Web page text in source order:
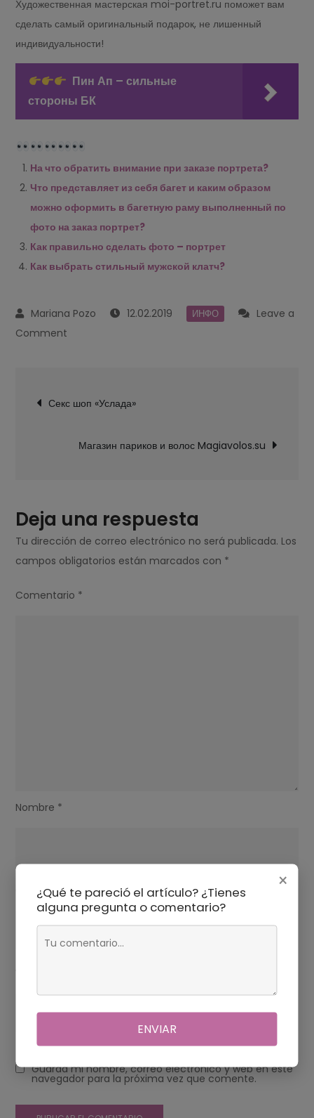
Художественная мастерская moi-portret.ru поможет вам
сделать самый оригинальный подарок, не лишенный
индивидуальности!
Пин Ап – сильные
стороны БК
На что обратить внимание при заказе портрета?
Что представляет из себя багет и каким образом
можно оформить в багетную раму выполненный по
фото на заказ портрет?
Как правильно сделать фото – портрет
Как выбрать стильный мужской клатч?
12.02.2019 ИНФО
Leave a
Comment
мужской
deСекс шоп «Услада»
Магазин париков и волос Magiavolos.su
Deja una respuesta
Tu dirección de correo electrónico no será publicada. Los
campos obligatorios están marcados con *
Comentario *
Nombre *
Correo electrónico*
Guarda mi nombre, correo electrónico y web en este
navegador para la próxima vez que comente.
×
¿Qué te pareció el artículo? ¿Tienes
alguna pregunta o comentario?
ENVIAR